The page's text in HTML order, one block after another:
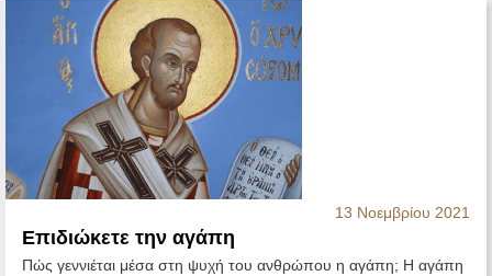
13 Νοεμβρίου 2021
Επιδιώκετε την αγάπη
Πώς γεννιέται μέσα στη ψυχή του ανθρώπου η αγάπη; Η αγάπη